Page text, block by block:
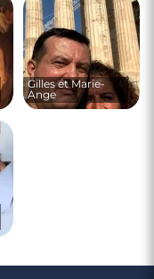
Gilles et Marie-
Ange